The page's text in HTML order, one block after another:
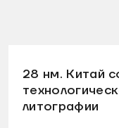
28 нм. Китай
литографии